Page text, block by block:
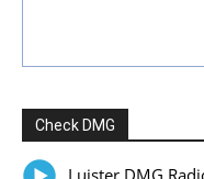
Check DMG